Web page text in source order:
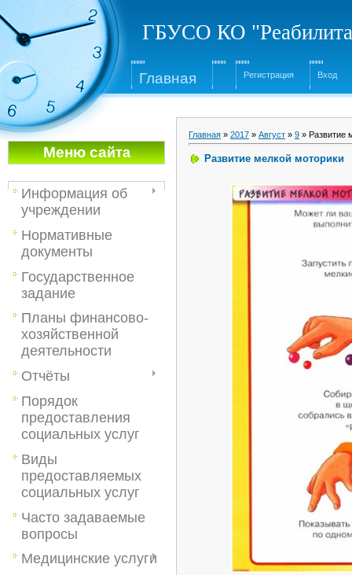
ГБУСО КО
Главная Регистрация Вход
Меню сайта
Информация об
учреждении
Нормативные
документы
Государственное
задание
Планы финансово-
хозяйственной
деятельности
Отчёты
Порядок
предоставления
социальных услуг
Виды
предоставляемых
социальных услуг
Часто задаваемые
вопросы
Медицинские услуги
Главная » 2017 » Август » 9 » Развитие
Развитие мелкой моторики